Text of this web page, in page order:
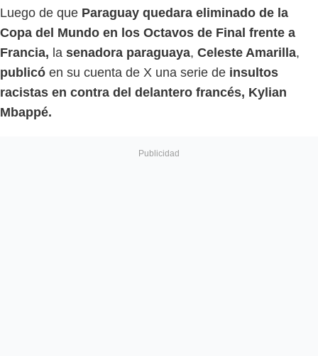
Luego de que Paraguay quedara eliminado de la
Copa del Mundo en los Octavos de Final frente a
Francia, la senadora paraguaya, Celeste Amarilla,
publicó en su cuenta de X una serie de insultos
racistas en contra del delantero francés, Kylian
Mbappé.